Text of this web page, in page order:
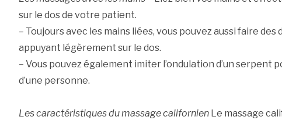
sur le dos de votre patient.
– Toujours avec les mains liées, vous pouvez aussi faire
appuyant légèrement sur le dos.
– Vous pouvez également imiter l’ondulation d’un serpent
d’une personne.
Les caractéristiques du massage californienLe massage